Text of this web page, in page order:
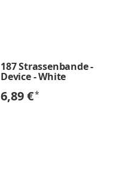
187 Strassenbande -
Device - White
6,89 €*